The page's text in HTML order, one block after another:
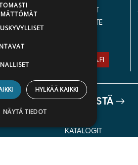
YLEISET TOIMITUSEHDOT
SAAVUTETTAVUUSSELOSTE
ASIAKASPALVELU@STORIA.FI
TIETOA MEISTÄ
KATALOGIT
HYLKÄÄ KAIKKI
NÄYTÄ TIEDOT